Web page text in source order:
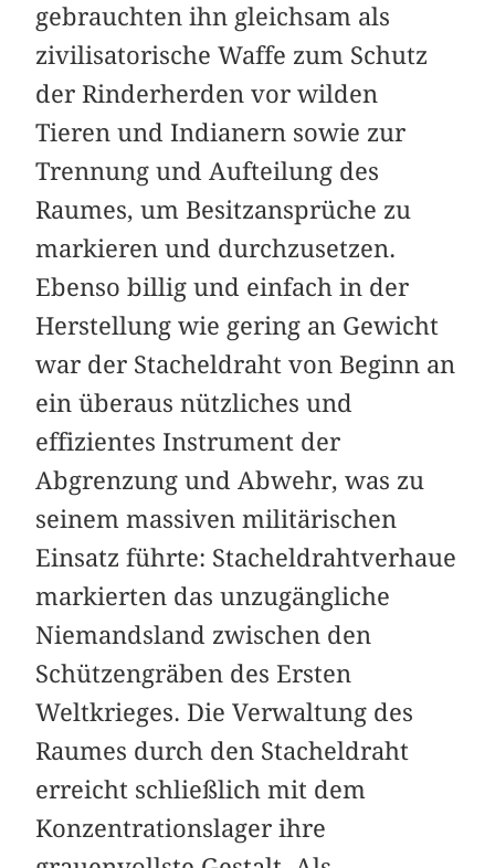
gebrauchten ihn gleichsam als
zivilisatorische Waffe zum Schutz
der Rinderherden vor wilden
Tieren und Indianern sowie zur
Trennung und Aufteilung des
Raumes, um Besitzansprüche zu
markieren und durchzusetzen.
Ebenso billig und einfach in der
Herstellung wie gering an Gewicht
war der Stacheldraht von Beginn an
ein überaus nützliches und
effizientes Instrument der
Abgrenzung und Abwehr, was zu
seinem massiven militärischen
Einsatz führte: Stacheldrahtverhaue
markierten das unzugängliche
Niemandsland zwischen den
Schützengräben des Ersten
Weltkrieges. Die Verwaltung des
Raumes durch den Stacheldraht
erreicht schließlich mit dem
Konzentrationslager ihre